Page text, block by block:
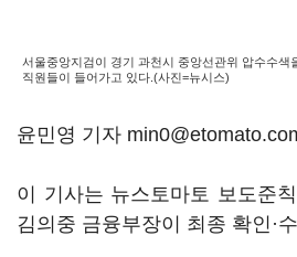
서울중앙지검이 경기 과천시 중앙선관위 압수수색
직원들이 들어가고 있다.(사진=뉴시스)
윤민영 기자
이 기사는 뉴스토마토 보도준
김의중 금융부장이 최종 확인·